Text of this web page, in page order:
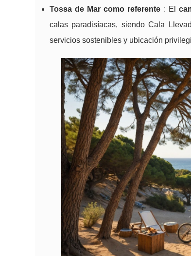
Tossa de Mar como referente : El
calas paradisíacas, siendo Cala
servicios sostenibles y ubicación